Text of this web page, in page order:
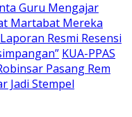
Guru Mengajar
Martabat Mereka
Resmi Resensi
KUA-PPAS
Pasang Rem
Jadi Stempel